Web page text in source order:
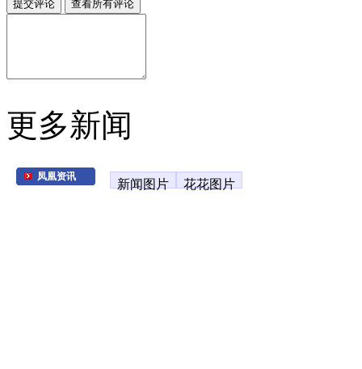
更多新闻
凤凰资讯
新闻图片 花花图片